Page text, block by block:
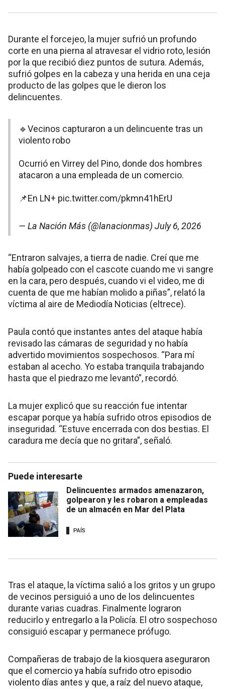
Durante el forcejeo, la mujer sufrió un profundo
corte en una pierna al atravesar el vidrio roto, lesión
por la que recibió diez puntos de sutura. Además,
sufrió golpes en la cabeza y una herida en una ceja
producto de las golpes que le dieron los
delincuentes.
🔹Vecinos capturaron a un delincuente tras un
violento robo
Ocurrió en Virrey del Pino, donde dos hombres
atacaron a una empleada de un comercio.
📌En LN+ pic.twitter.com/pkmn41hErU
— La Nación Más (@lanacionmas) July 6, 2026
“Entraron salvajes, a tierra de nadie. Creí que me
había golpeado con el cascote cuando me vi sangre
en la cara, pero después, cuando vi el video, me di
cuenta de que me habían molido a piñas”, relató la
víctima al aire de Mediodía Noticias (eltrece).
Paula contó que instantes antes del ataque había
revisado las cámaras de seguridad y no había
advertido movimientos sospechosos. “Para mí
estaban al acecho. Yo estaba tranquila trabajando
hasta que el piedrazo me levantó”, recordó.
La mujer explicó que su reacción fue intentar
escapar porque ya había sufrido otros episodios de
inseguridad. “Estuve encerrada con dos bestias. El
caradura me decía que no gritara”, señaló.
Puede interesarte
Delincuentes armados amenazaron,
golpearon y les robaron a empleadas
de un almacén en Mar del Plata
PAÍS
Tras el ataque, la víctima salió a los gritos y un grupo
de vecinos persiguió a uno de los delincuentes
durante varias cuadras. Finalmente lograron
reducirlo y entregarlo a la Policía. El otro sospechoso
consiguió escapar y permanece prófugo.
Compañeras de trabajo de la kiosquera aseguraron
que el comercio ya había sufrido otro episodio
violento días antes y que, a raíz del nuevo ataque,